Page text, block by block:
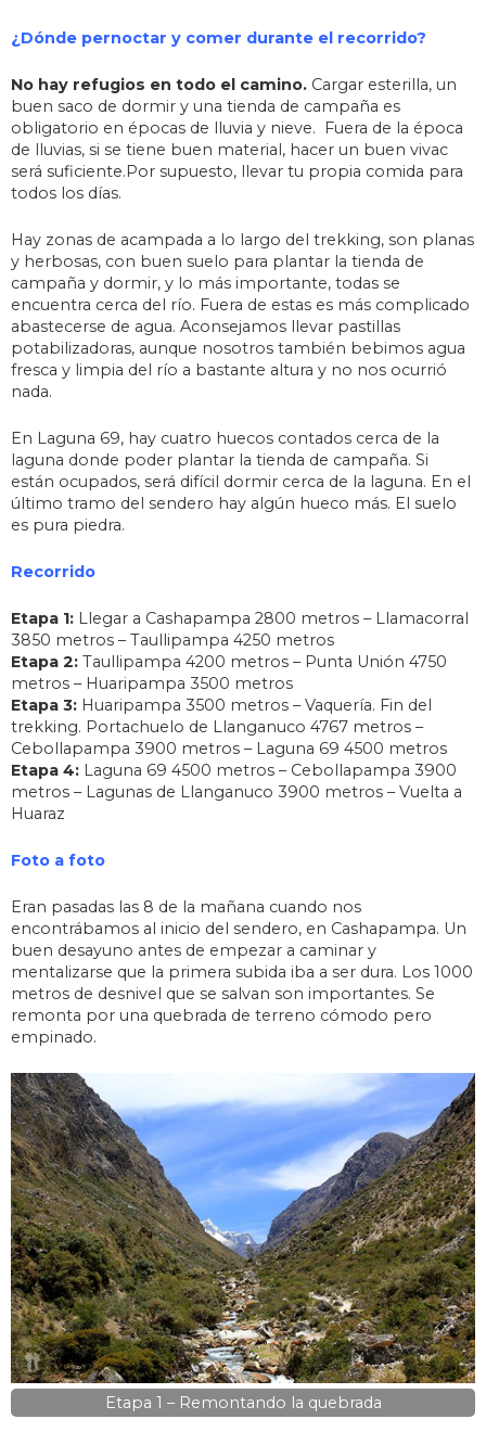
¿Dónde pernoctar y comer durante el recorrido?
No hay refugios en todo el camino. Cargar esterilla, un
buen saco de dormir y una tienda de campaña es
obligatorio en épocas de lluvia y nieve. Fuera de la época
de lluvias, si se tiene buen material, hacer un buen vivac
será suficiente.Por supuesto, llevar tu propia comida para
todos los días.
Hay zonas de acampada a lo largo del trekking, son planas
y herbosas, con buen suelo para plantar la tienda de
campaña y dormir, y lo más importante, todas se
encuentra cerca del río. Fuera de estas es más complicado
abastecerse de agua. Aconsejamos llevar pastillas
potabilizadoras, aunque nosotros también bebimos agua
fresca y limpia del río a bastante altura y no nos ocurrió
nada.
En Laguna 69, hay cuatro huecos contados cerca de la
laguna donde poder plantar la tienda de campaña. Si
están ocupados, será difícil dormir cerca de la laguna. En el
último tramo del sendero hay algún hueco más. El suelo
es pura piedra.
Recorrido
Etapa 1: Llegar a Cashapampa 2800 metros – Llamacorral
3850 metros – Taullipampa 4250 metros
Etapa 2: Taullipampa 4200 metros – Punta Unión 4750
metros – Huaripampa 3500 metros
Etapa 3: Huaripampa 3500 metros – Vaquería. Fin del
trekking. Portachuelo de Llanganuco 4767 metros –
Cebollapampa 3900 metros – Laguna 69 4500 metros
Etapa 4: Laguna 69 4500 metros – Cebollapampa 3900
metros – Lagunas de Llanganuco 3900 metros – Vuelta a
Huaraz
Foto a foto
Eran pasadas las 8 de la mañana cuando nos
encontrábamos al inicio del sendero, en Cashapampa. Un
buen desayuno antes de empezar a caminar y
mentalizarse que la primera subida iba a ser dura. Los 1000
metros de desnivel que se salvan son importantes. Se
remonta por una quebrada de terreno cómodo pero
empinado.
Etapa 1 – Remontando la quebrada